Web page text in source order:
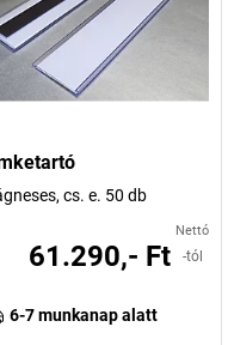
cs. e. 50 db
Nettó
61.290,- Ft -tól
6-7 munkanap alatt